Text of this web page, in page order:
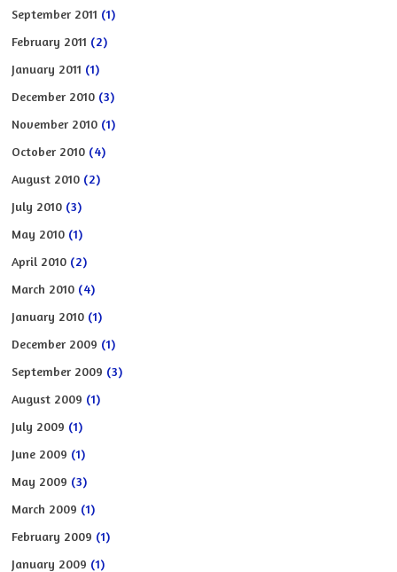
September 2011 (1)
February 2011 (2)
January 2011 (1)
December 2010 (3)
November 2010 (1)
October 2010 (4)
August 2010 (2)
July 2010 (3)
May 2010 (1)
April 2010 (2)
March 2010 (4)
January 2010 (1)
December 2009 (1)
September 2009 (3)
August 2009 (1)
July 2009 (1)
June 2009 (1)
May 2009 (3)
March 2009 (1)
February 2009 (1)
January 2009 (1)